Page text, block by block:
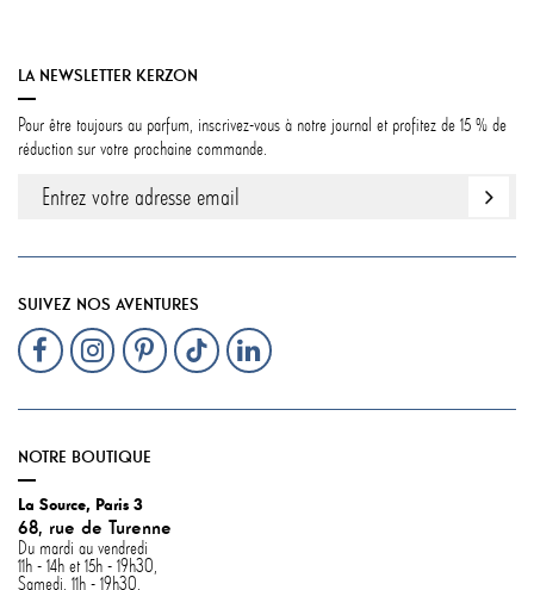
LA NEWSLETTER KERZON
Pour être toujours au parfum, inscrivez-vous à notre journal et profitez de 15 % de
réduction sur votre prochaine commande.
SUIVEZ NOS AVENTURES
NOTRE BOUTIQUE
La Source, Paris 3
68, rue de Turenne
Du mardi au vendredi
11h - 14h et 15h - 19h30,
Samedi, 11h - 19h30.